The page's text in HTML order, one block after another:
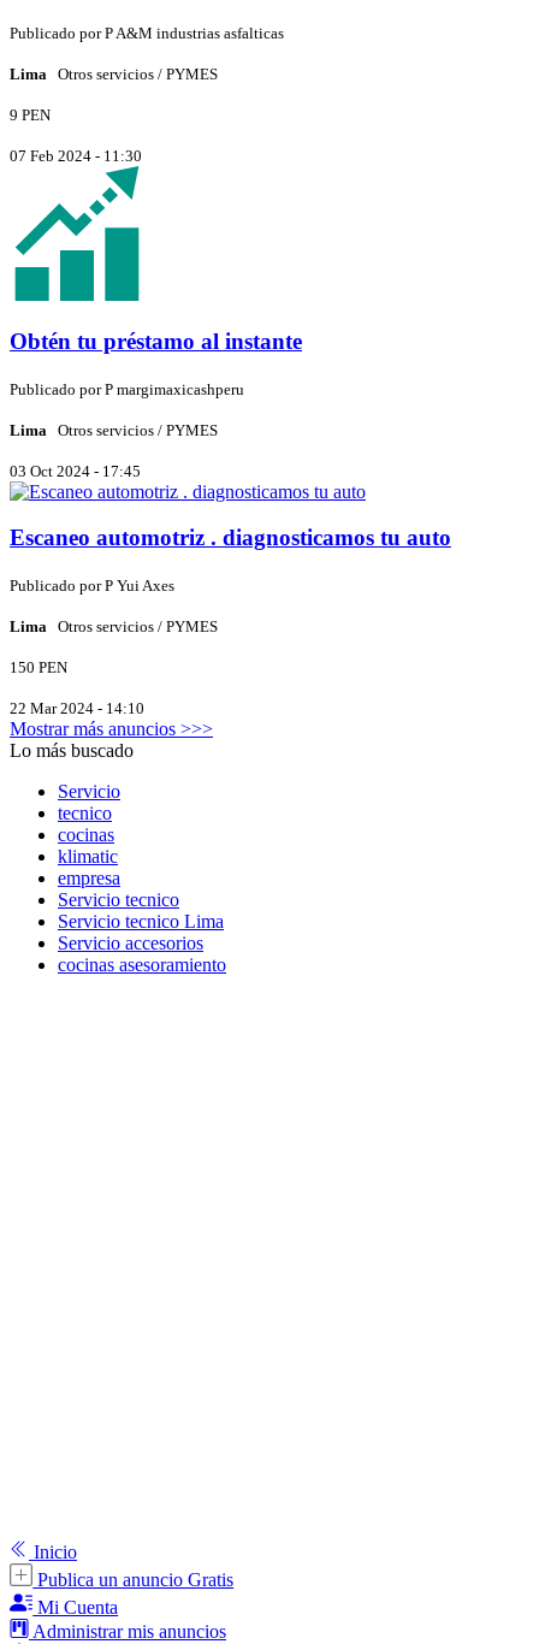
Publicado porPA&M industrias asfalticas
Lima Otros servicios / PYMES
9 PEN
07 Feb 2024 - 11:30
Obtén tu préstamo al instante
Publicado porP margimaxicashperu
Lima Otros servicios / PYMES
03 Oct 2024 - 17:45
Escaneo automotriz . diagnosticamos tu auto
Publicado porP Yui Axes
Lima Otros servicios / PYMES
150 PEN
22 Mar 2024 - 14:10
Mostrar más anuncios >>>
Lo más buscado
Servicio
tecnico
cocinas
klimatic
empresa
Servicio tecnico
Servicio tecnico Lima
Servicio accesorios
cocinas asesoramiento
Inicio
Publica un anuncio Gratis
Mi Cuenta
Administrar mis anuncios